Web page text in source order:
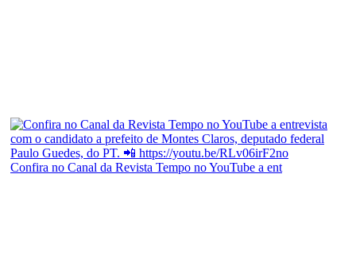
Confira no Canal da Revista Tempo no YouTube a ent